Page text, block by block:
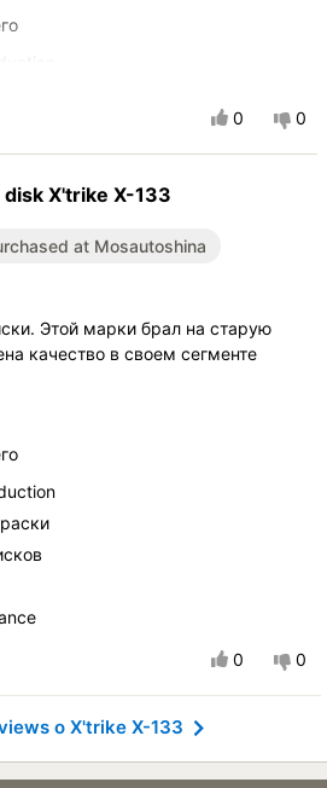
0 0
X'trike X-133
at Mosautoshina
Этой марки брал на старую
качество в своем сегменте
0 0
о X'trike X-133